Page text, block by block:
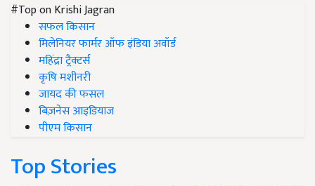
#Top on Krishi Jagran
सफल किसान
मिलेनियर फार्मर ऑफ इंडिया अवॉर्ड
महिंद्रा ट्रैक्टर्स
कृषि मशीनरी
जायद की फसल
बिज़नेस आइडियाज
पीएम किसान
Top Stories